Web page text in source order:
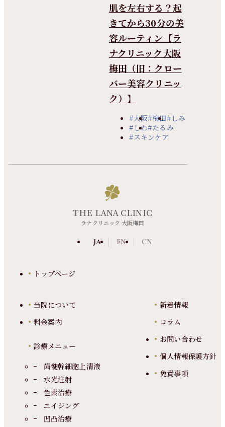
肌を左右する？起
きてから30分の美
容ルーティン【ラ
ナクリニック大阪
梅田（旧：クロー
バー美容クリニッ
ク）】
#大阪#梅田#しみ
#しわ#たるみ
#スキンケア
THE LANA CLINIC
ラナクリニック 大阪梅田
JA EN CN
トップページ
当院について
料金案内
診療メニュー
歯髄幹細胞上清液
水光注射
色素治療
エイジング
凹凸治療
新着情報
コラム
お問い合わせ
個人情報保護方針
免責事項